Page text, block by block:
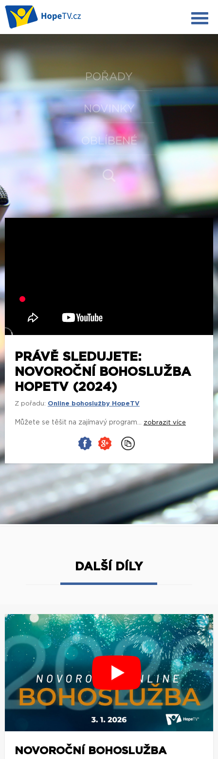
POŘADY
NOVINKY
OBLÍBENÉ
PRÁVĚ SLEDUJETE:
NOVOROČNÍ BOHOSLUŽBA
HOPETV (2024)
Z pořadu: Online bohoslužby HopeTV
Můžete se těšit na zajímavý program... zobrazit více
DALŠÍ DÍLY
NOVOROČNÍ BOHOSLUŽBA